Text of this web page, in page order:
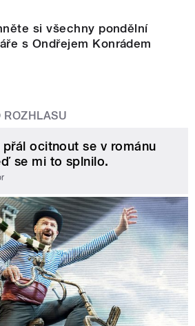
si všechny pondělní
s Ondřejem Konrádem
ROZHLASU
ocitnout se v románu
se mi to splnilo.